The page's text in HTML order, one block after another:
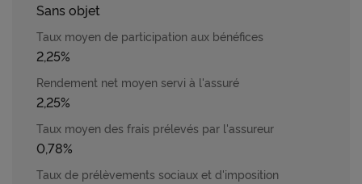
Sans objet
2,25%
2,25%
0,78%